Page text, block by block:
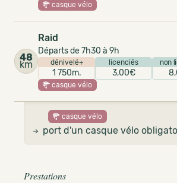
casque vélo
48
km
Raid
Départs de 7h30 à 9h
dénivelé+
1 750m.
licenciés
3,00€
non
casque vélo
casque vélo
port d'un casque vélo
Prestations